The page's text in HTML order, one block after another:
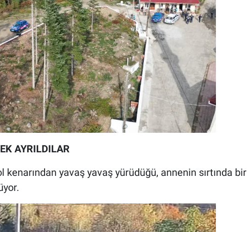
AYRILDILAR
kenarından yavaş yavaş yürüdüğü, annenin sırtında bir